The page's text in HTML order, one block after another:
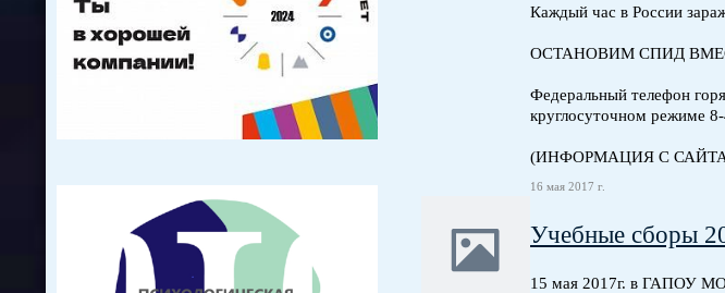
Каждый час в России
ОСТАНОВИМ СПИД
Федеральный телефон
круглосуточном режиме
(ИНФОРМАЦИЯ С
16 мая 2017 г.
Учебные сборы
15 мая 2017г. в ГАПОУ МО